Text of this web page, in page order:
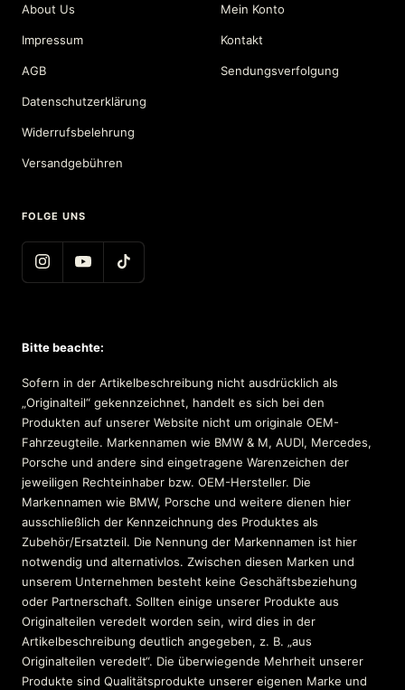
About Us
Impressum
AGB
Datenschutzerklärung
Widerrufsbelehrung
Versandgebühren
Mein Konto
Kontakt
Sendungsverfolgung
FOLGE UNS
Bitte beachte:
Sofern in der Artikelbeschreibung nicht ausdrücklich als
„Originalteil“ gekennzeichnet, handelt es sich bei den
Produkten auf unserer Website nicht um originale OEM-
Fahrzeugteile. Markennamen wie BMW & M, AUDI, Mercedes,
Porsche und andere sind eingetragene Warenzeichen der
jeweiligen Rechteinhaber bzw. OEM-Hersteller. Die
Markennamen wie BMW, Porsche und weitere dienen hier
ausschließlich der Kennzeichnung des Produktes als
Zubehör/Ersatzteil. Die Nennung der Markennamen ist hier
notwendig und alternativlos. Zwischen diesen Marken und
unserem Unternehmen besteht keine Geschäftsbeziehung
oder Partnerschaft. Sollten einige unserer Produkte aus
Originalteilen veredelt worden sein, wird dies in der
Artikelbeschreibung deutlich angegeben, z. B. „aus
Originalteilen veredelt“. Die überwiegende Mehrheit unserer
Produkte sind Qualitätsprodukte unserer eigenen Marke und